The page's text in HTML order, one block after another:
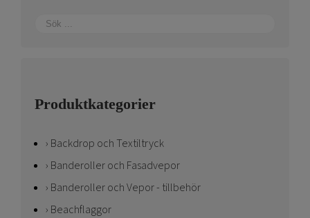
Produktkategorier
Backdrop och Textiltryck
Banderoller och Fasadvepor
Banderoller och Vepor - tillbehör
Beachflaggor